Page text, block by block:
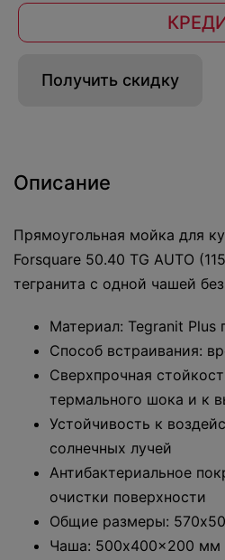
Получить скидку
Описание
Прямоугольная мойка для
Forsquare 50.40 TG AUTO
тегранита с одной чашей
Материал: Tegranit Plus
Способ встраивания:
Сверхпрочная
термального шока и к
Устойчивость к
солнечных лучей
Антибактериальное
очистки поверхности
Общие размеры:
Чаша: 500x400x200 мм